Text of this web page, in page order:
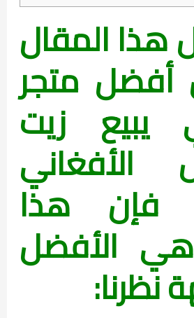
هذا المقال
أفضل متجر
يبيع زيت
الأفغاني
فإن هذا
الأفضل